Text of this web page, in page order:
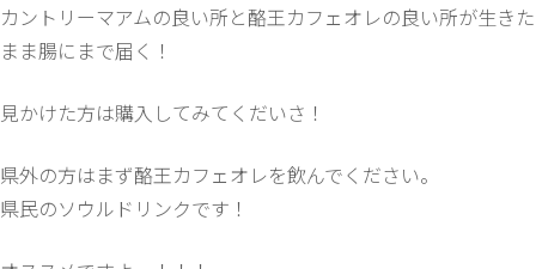
カントリーマアムの良い所と酪王カフェオレの良い所が生きた
まま腸にまで届く！
見かけた方は購入してみてくだいさ！
県外の方はまず酪王カフェオレを飲んでください。
県民のソウルドリンクです！